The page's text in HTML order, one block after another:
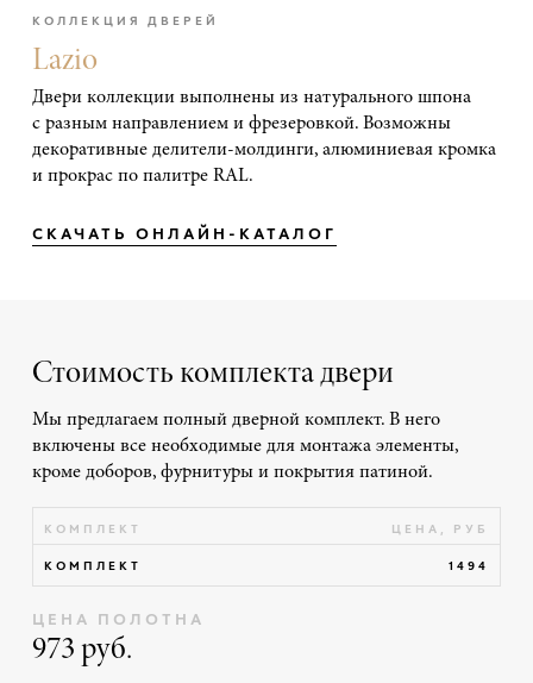
КОЛЛЕКЦИЯ ДВЕРЕЙ
Lazio
Двери коллекции выполнены из натурального шпона
с разным направлением и фрезеровкой. Возможны
декоративные делители-молдинги, алюминиевая кромка
и прокрас по палитре RAL.
СКАЧАТЬ ОНЛАЙН-КАТАЛОГ
Стоимость комплекта двери
Мы предлагаем полный дверной комплект. В него
включены все необходимые для монтажа элементы,
кроме доборов, фурнитуры и покрытия патиной.
КОМПЛЕКТ ЦЕНА, РУБ
КОМПЛЕКТ 1494
ЦЕНА ПОЛОТНА
973 руб.